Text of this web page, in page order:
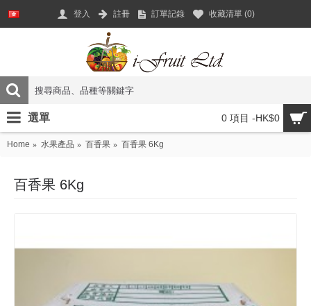
登入 註冊 訂單記錄 收藏清單 (0)
0 項目 -HK$0
選單
Home 水果產品 百香果 百香果 6Kg
百香果 6Kg